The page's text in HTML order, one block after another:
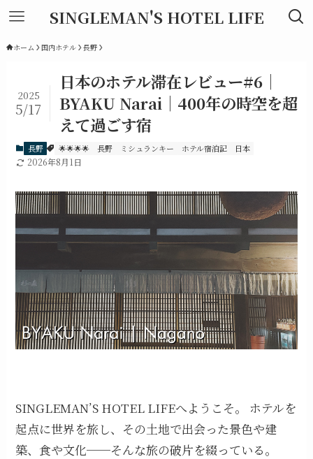
SINGLEMAN'S HOTEL LIFE
ホーム 国内ホテル 長野
日本のホテル滞在レビュー#6｜
BYAKU Narai｜400年の時空を超
えて過ごす宿
2025
5/17
長野 🌟🌟🌟🌟 長野 ミシュランキー ホテル宿泊記 日本
2026年8月1日
SINGLEMAN’S HOTEL LIFEへようこそ。 ホテルを
起点に世界を旅し、その土地で出会った景色や建
築、食や文化──そんな旅の破片を綴っている。